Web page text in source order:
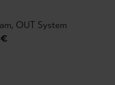
OUT System